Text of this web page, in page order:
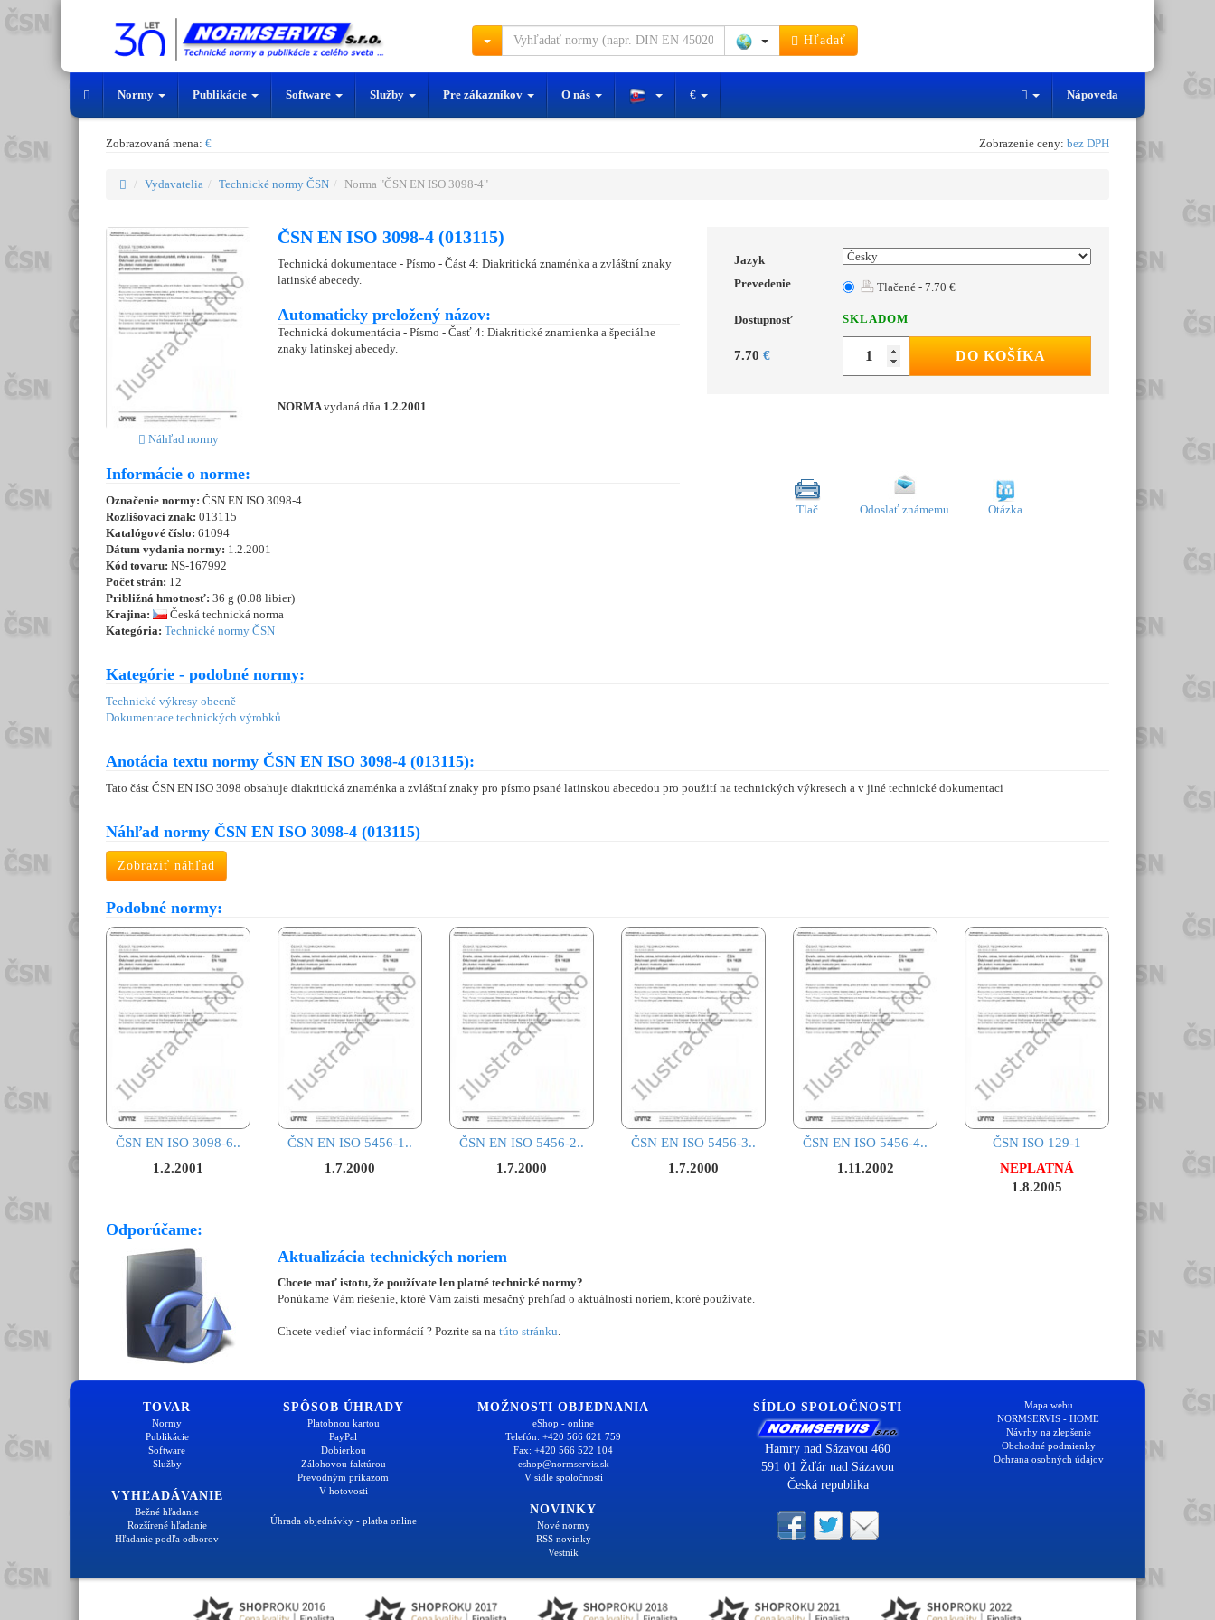
Hľadať
Normy Publikácie Software Služby Pre zákazníkov O nás € Nápoveda
Zobrazovaná mena: € Zobrazenie ceny: bez DPH
Vydavatelia Technické normy ČSN Norma "ČSN EN ISO 3098-4"
Náhľad normy
ČSN EN ISO 3098-4 (013115)
Technická dokumentace - Písmo - Část 4: Diakritická znaménka a zvláštní znaky
latinské abecedy.
Automaticky preložený názov:
Technická dokumentácia - Písmo - Časť 4: Diakritické znamienka a špeciálne
znaky latinskej abecedy.
NORMAvydaná dňa 1.2.2001
Jazyk
Prevedenie
Tlačené - 7.70 €
Dostupnosť SKLADOM
7.70 € DO KOŠÍKA
Informácie o norme:
Označenie normy: ČSN EN ISO 3098-4
Rozlišovací znak: 013115
Katalógové číslo: 61094
Dátum vydania normy: 1.2.2001
Kód tovaru: NS-167992
Počet strán: 12
Približná hmotnosť: 36 g (0.08 libier)
Krajina:
Česká technická norma
Kategória: Technické normy ČSN
Tlač Odoslať známemu Otázka
Kategórie - podobné normy:
Technické výkresy obecně
Dokumentace technických výrobků
Anotácia textu normy ČSN EN ISO 3098-4 (013115):
Tato část ČSN EN ISO 3098 obsahuje diakritická znaménka a zvláštní znaky pro písmo psané latinskou abecedou pro použití na technických výkresech a v jiné technické dokumentaci
Náhľad normy ČSN EN ISO 3098-4 (013115)
Zobraziť náhľad
Podobné normy:
ČSN EN ISO 3098-6..
1.2.2001
ČSN EN ISO 5456-1..
1.7.2000
ČSN EN ISO 5456-2..
1.7.2000
ČSN EN ISO 5456-3..
1.7.2000
ČSN EN ISO 5456-4..
1.11.2002
ČSN ISO 129-1
NEPLATNÁ
1.8.2005
Odporúčame:
Aktualizácia technických noriem
Chcete mať istotu, že používate len platné technické normy?
Ponúkame Vám riešenie, ktoré Vám zaistí mesačný prehľad o aktuálnosti noriem, ktoré používate.
Chcete vedieť viac informácií ? Pozrite sa na túto stránku.
TOVAR
Normy
Publikácie
Software
Služby
VYHĽADÁVANIE
Bežné hľadanie
Rozšírené hľadanie
Hľadanie podľa odborov
SPÔSOB ÚHRADY
Platobnou kartou
PayPal
Dobierkou
Zálohovou faktúrou
Prevodným príkazom
V hotovosti
Úhrada objednávky - platba online
MOŽNOSTI OBJEDNANIA
eShop - online
Telefón: +420 566 621 759
Fax: +420 566 522 104
eshop@normservis.sk
V sídle spoločnosti
NOVINKY
Nové normy
RSS novinky
Vestník
SÍDLO SPOLOČNOSTI
Hamry nad Sázavou 460
591 01 Žďár nad Sázavou
Česká republika
Mapa webu
NORMSERVIS - HOME
Návrhy na zlepšenie
Obchodné podmienky
Ochrana osobných údajov